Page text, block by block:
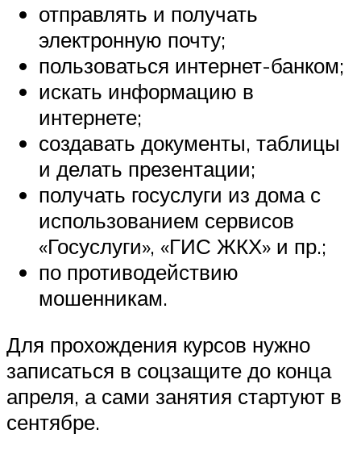
отправлять и получать
электронную почту;
пользоваться интернет-банком;
искать информацию в
интернете;
создавать документы, таблицы
и делать презентации;
получать госуслуги из дома с
использованием сервисов
«Госуслуги», «ГИС ЖКХ» и пр.;
по противодействию
мошенникам.
Для прохождения курсов нужно
записаться в соцзащите до конца
апреля, а сами занятия стартуют в
сентябре.